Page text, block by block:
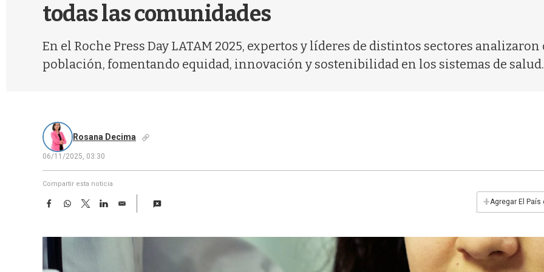
todas las comunidades
En el Roche Press Day LATAM 2025, expertos y líderes de distintos sectores
población, fomentando equidad, innovación y sostenibilidad en los sistemas de salud.
Rosana Decima
06/11/2025, 03:30
Compartir esta noticia
F
e
W
t
A
T
w
t
L
k
E
i
+Agregar El País